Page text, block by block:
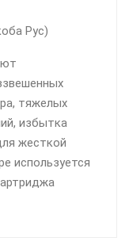
Рус)
тяжелых
избытка
жесткой
используется